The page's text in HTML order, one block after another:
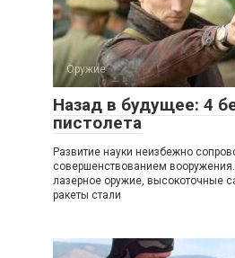
Оружие
Назад в будущее: 4
пистолета
Развитие науки неизбежно
совершенствованием
лазерное оружие, высокоточные
ракеты стали